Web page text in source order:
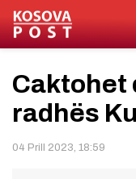
Caktohet
radhës
04 Prill 2023, 18:59